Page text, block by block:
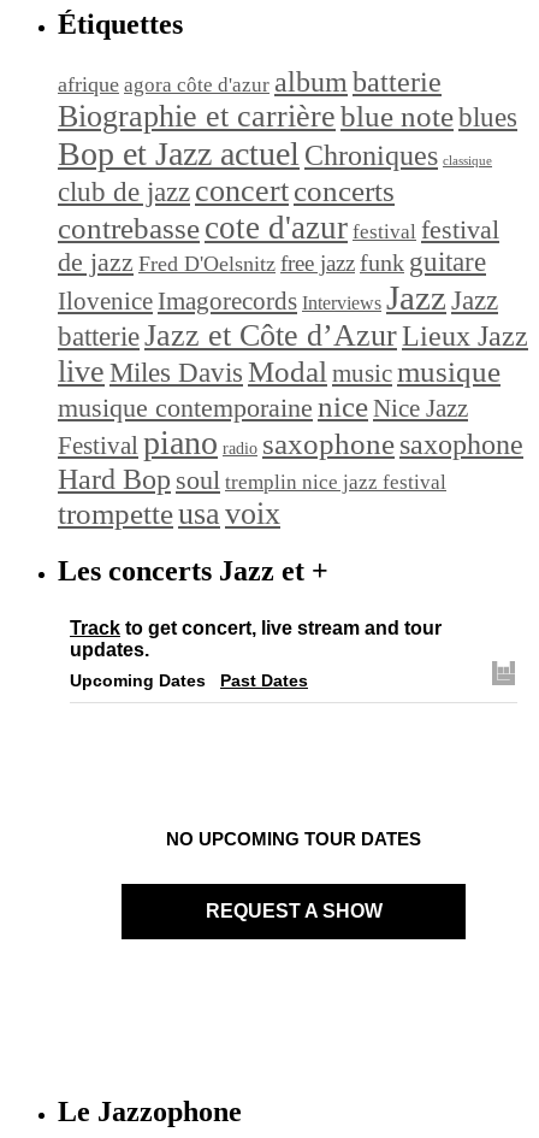
Étiquettes
afrique agora côte d'azur album batterie
Biographie et carrièreblue noteblues
Bop et Jazz actuel Chroniques classique
club de jazz concertconcerts
contrebassecote d'azur festival festival
de jazz Fred D'Oelsnitz free jazzfunk guitare
Ilovenice Imagorecords Interviews Jazz Jazz
batterieJazz et Côte d’AzurLieux Jazz
live Miles Davis Modal musicmusique
musique contemporaine niceNice Jazz
Festival piano radio saxophonesaxophone
Hard Bop soul tremplin nice jazz festival
trompetteusa voix
Les concerts Jazz et +
Track to get concert, live stream and tour
updates.
Upcoming Dates Past Dates
NO UPCOMING TOUR DATES
REQUEST A SHOW
Le Jazzophone